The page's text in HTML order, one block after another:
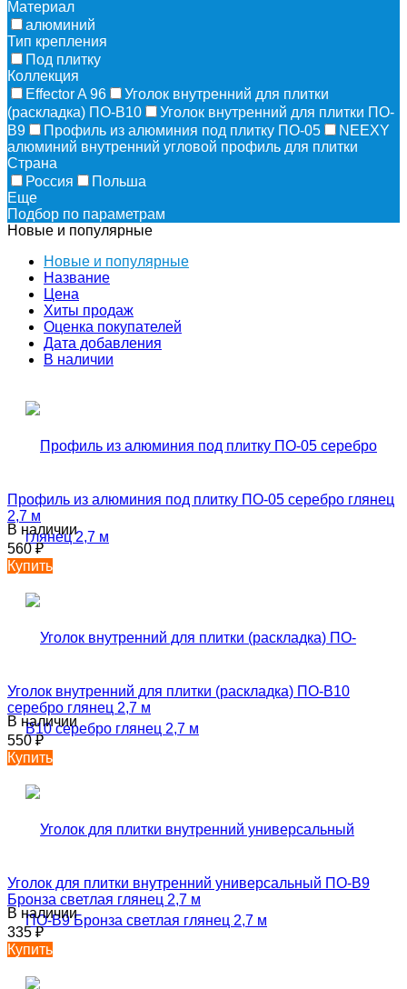
Материал
алюминий
Тип крепления
Под плитку
Коллекция
Effector A 96
Уголок внутренний для плитки
(раскладка) ПО-В10
Уголок внутренний для плитки ПО-
В9
Профиль из алюминия под плитку ПО-05
NEEXY
алюминий внутренний угловой профиль для плитки
Страна
Россия
Польша
Еще
Подбор по параметрам
Новые и популярные
Новые и популярные
Название
Цена
Хиты продаж
Оценка покупателей
Дата добавления
В наличии
Профиль из алюминия под плитку ПО-05 серебро глянец
2,7 м
В наличии
560₽
Купить
Уголок внутренний для плитки (раскладка) ПО-В10
серебро глянец 2,7 м
В наличии
550₽
Купить
Уголок для плитки внутренний универсальный ПО-В9
Бронза светлая глянец 2,7 м
В наличии
335₽
Купить